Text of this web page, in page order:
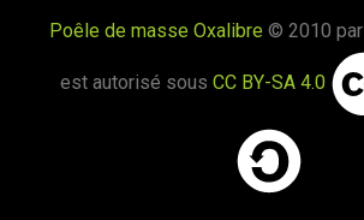
Poêle de masse Oxalibre © 2010 par
est autorisé sous CC BY-SA 4.0